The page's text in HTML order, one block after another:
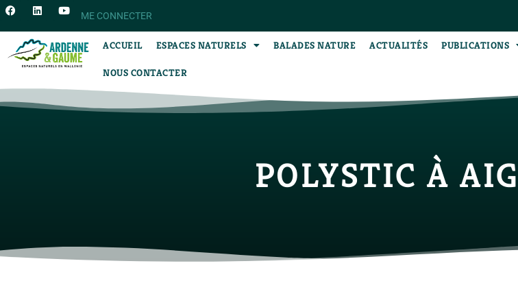
ME CONNECTER
ACCUEIL ESPACES NATURELS BALADES NATURE ACTUALITÉS PUBLICATIONS
NOUS CONTACTER
POLYSTIC À